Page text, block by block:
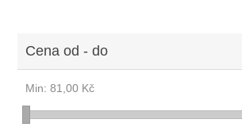
Cena od - do
Min: 81,00 Kč